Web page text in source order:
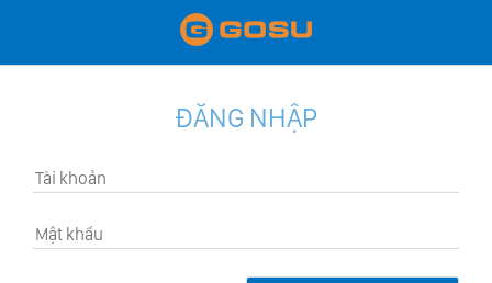
ĐĂNG NHẬP